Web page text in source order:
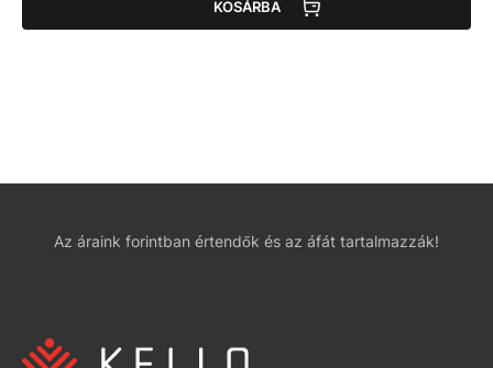
KOSÁRBA
Az áraink forintban értendők és az áfát tartalmazzák!